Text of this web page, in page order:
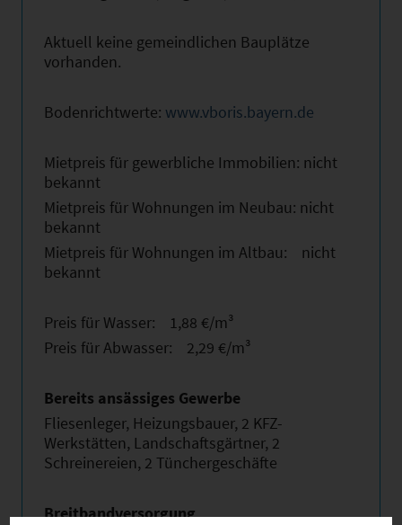
Aktuell keine gemeindlichen Bauplätze
vorhanden.
Bodenrichtwerte: www.vboris.bayern.de
Mietpreis für gewerbliche Immobilien: nicht
bekannt
Mietpreis für Wohnungen im Neubau: nicht
bekannt
Mietpreis für Wohnungen im Altbau: nicht
bekannt
Preis für Wasser: 1,88 €/m³
Preis für Abwasser: 2,29 €/m³
Bereits ansässiges Gewerbe
Fliesenleger, Heizungsbauer, 2 KFZ-
Werkstätten, Landschaftsgärtner, 2
Schreinereien, 2 Tünchergeschäfte
Breitbandversorgung